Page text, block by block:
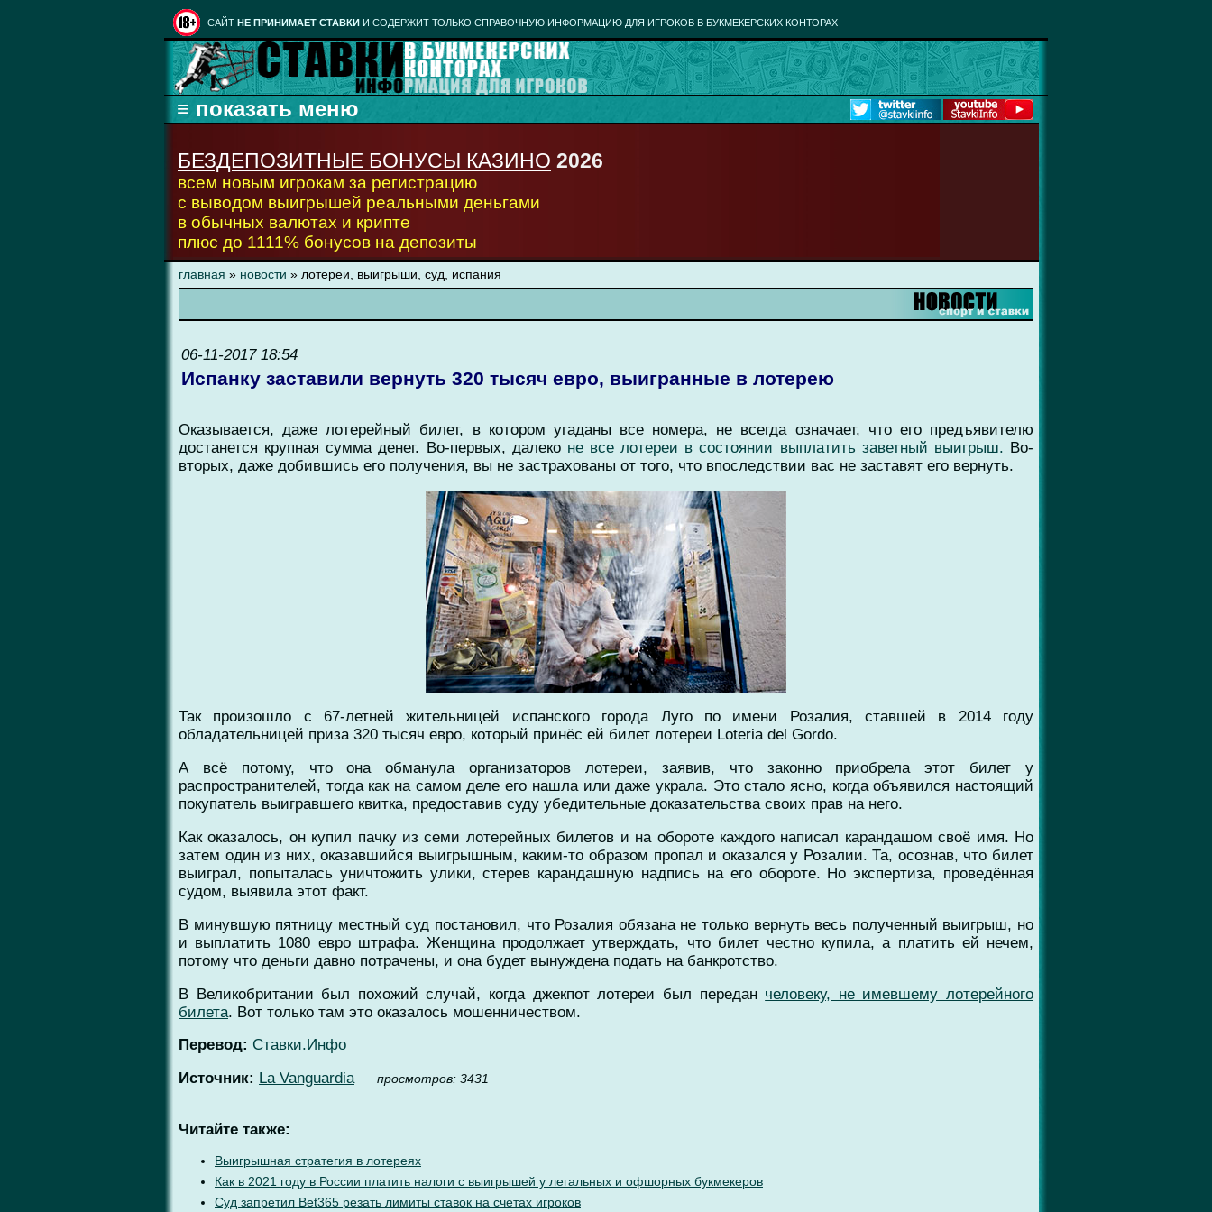
CАЙТ НЕ ПРИНИМАЕТ СТАВКИ И СОДЕРЖИТ ТОЛЬКО СПРАВОЧНУЮ ИНФОРМАЦИЮ ДЛЯ ИГРОКОВ В БУКМЕКЕРСКИХ КОНТОРАХ
БЕЗДЕПОЗИТНЫЕ БОНУСЫ КАЗИНО 2026
всем новым игрокам за регистрацию
с выводом выигрышей реальными деньгами
в обычных валютах и крипте
плюс до 1111% бонусов на депозиты
главная » новости » лотереи, выигрыши, суд, испания
06-11-2017 18:54
Испанку заставили вернуть 320 тысяч евро, выигранные в лотерею
Оказывается, даже лотерейный билет, в котором угаданы все номера, не всегда означает, что его предъявителю
достанется крупная сумма денег. Во-первых, далеко не все лотереи в состоянии выплатить заветный выигрыш. Во-
вторых, даже добившись его получения, вы не застрахованы от того, что впоследствии вас не заставят его вернуть.
Так произошло с 67-летней жительницей испанского города Луго по имени Розалия, ставшей в 2014 году
обладательницей приза 320 тысяч евро, который принёс ей билет лотереи Loteria del Gordo.
А всё потому, что она обманула организаторов лотереи, заявив, что законно приобрела этот билет у
распространителей, тогда как на самом деле его нашла или даже украла. Это стало ясно, когда объявился настоящий
покупатель выигравшего квитка, предоставив суду убедительные доказательства своих прав на него.
Как оказалось, он купил пачку из семи лотерейных билетов и на обороте каждого написал карандашом своё имя. Но
затем один из них, оказавшийся выигрышным, каким-то образом пропал и оказался у Розалии. Та, осознав, что билет
выиграл, попыталась уничтожить улики, стерев карандашную надпись на его обороте. Но экспертиза, проведённая
судом, выявила этот факт.
В минувшую пятницу местный суд постановил, что Розалия обязана не только вернуть весь полученный выигрыш, но
и выплатить 1080 евро штрафа. Женщина продолжает утверждать, что билет честно купила, а платить ей нечем,
потому что деньги давно потрачены, и она будет вынуждена подать на банкротство.
В Великобритании был похожий случай, когда джекпот лотереи был передан человеку, не имевшему лотерейного
билета. Вот только там это оказалось мошенничеством.
Перевод: Ставки.Инфо
Источник: La Vanguardia проcмотров: 3431
Читайте также:
Выигрышная стратегия в лотереях
Как в 2021 году в России платить налоги с выигрышей у легальных и офшорных букмекеров
Суд запретил Bet365 резать лимиты ставок на счетах игроков